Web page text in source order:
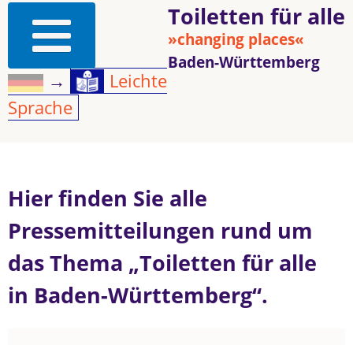
Toiletten für alle
»changing places«
Baden-Württemberg
→
Leichte
Sprache
Hier finden Sie alle
Pressemitteilungen rund um
das Thema „Toiletten für alle
in Baden-Württemberg“.